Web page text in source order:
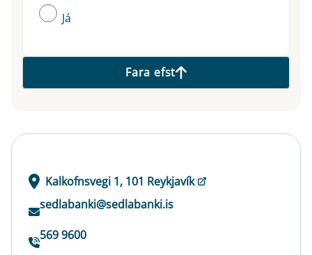
Já
Fara efst
Kalkofnsvegi 1, 101 Reykjavík
sedlabanki@sedlabanki.is
569 9600